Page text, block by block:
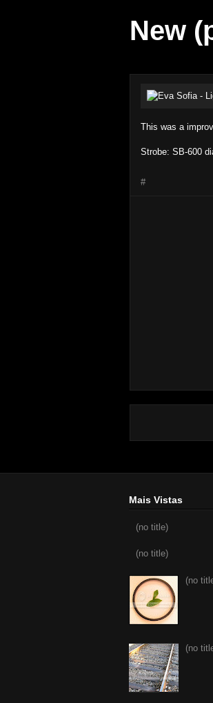
New
This was a
Strobe: SB-600
#
Mais Vistas
(no title)
(no title)
(no
(no